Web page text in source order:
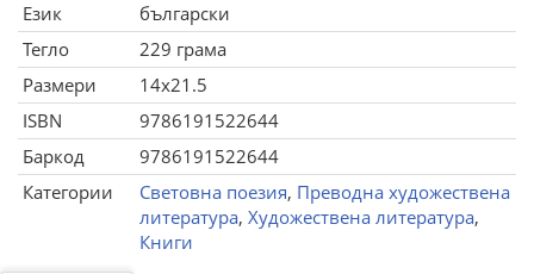
Език
български
Тегло
229 грама
Размери
14x21.5
ISBN
9786191522644
Баркод
9786191522644
Категории
Световна поезия, Преводна художествена
литература, Художествена литература,
Книги